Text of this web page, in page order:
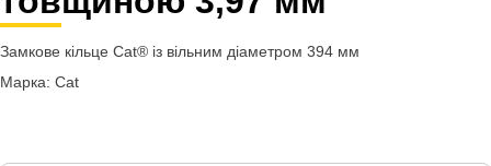
Замкове кільце Cat® із вільним діаметром 394 мм
Марка: Cat